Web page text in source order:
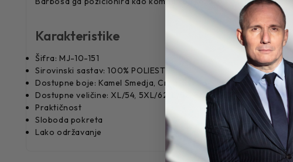
Karakteristike
Šifra: MJ-10-151
Sirovinski sastav: 100% POLIESTER
Dostupne boje: Kamel Smedja, Crna, Svetlo Siva I Siva melanz,
Dostupne veličine: XL/54, 5XL/62, L/52, 3XL/58, M/50, S/48,
Praktičnost
Sloboda pokreta
Lako održavanje